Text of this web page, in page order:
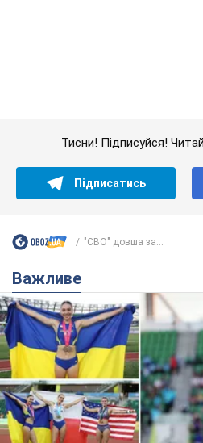
Красуня зі Львова з
історичну медаль для
світу з легкої атлетики
Наша співвітчизниця блискуче
9.08.2026 09:32 67,3 т.
Брітні Спірс зізналася в
і показала наслідки